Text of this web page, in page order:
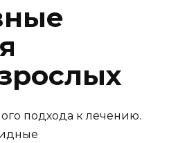
подхода к лечению.